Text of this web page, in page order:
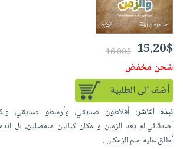
15.20$
16.00$
شحن مخفض
أضف الى الطلبية
نبذة الناشر: أفلاطون صديقي، وأرسطو صديقي،
أصدقائي.لم يعد الزمان والمكان كيانين منفصلين، بل
أطلق عليه اسم الزمكان .